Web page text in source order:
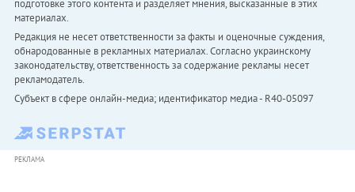
подготовке этого контента и разделяет мнения, высказанные в этих
материалах.
Редакция не несет ответственности за факты и оценочные суждения,
обнародованные в рекламных материалах. Согласно украинскому
законодательству, ответственность за содержание рекламы несет
рекламодатель.
Субъект в сфере онлайн-медиа; идентификатор медиа - R40-05097
РЕКЛАМА